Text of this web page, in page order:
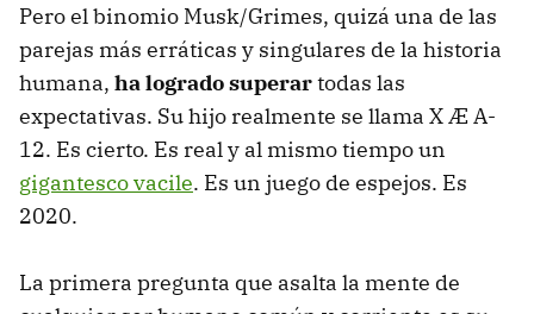
Pero el binomio Musk/Grimes, quizá una de las
parejas más erráticas y singulares de la historia
humana, ha logrado superartodas las
expectativas. Su hijo realmente se llama X Æ A-
12. Es cierto. Es real y al mismo tiempo un
gigantesco vacile. Es un juego de espejos. Es
2020.
La primera pregunta que asalta la mente de